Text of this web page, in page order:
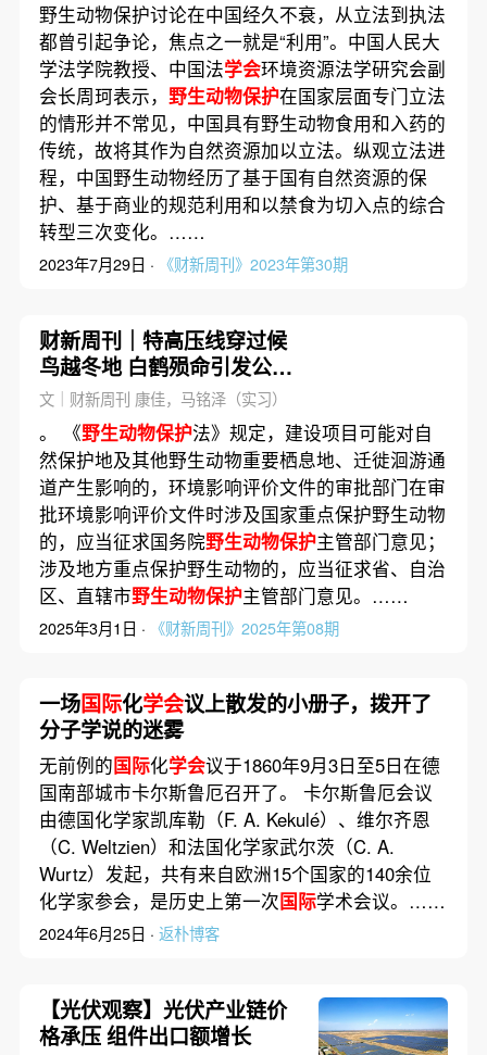
野生动物保护讨论在中国经久不衰，从立法到执法
都曾引起争论，焦点之一就是“利用”。中国人民大
学法学院教授、中国法学会环境资源法学研究会副
会长周珂表示， 野生动物保护在国家层面专门立法
的情形并不常见，中国具有野生动物食用和入药的
传统，故将其作为自然资源加以立法。纵观立法进
程，中国野生动物经历了基于国有自然资源的保
护、基于商业的规范利用和以禁食为切入点的综合
转型三次变化。……
2023年7月29日 · 《财新周刊》2023年第30期
财新周刊｜特高压线穿过候
鸟越冬地 白鹤殒命引发公益
诉讼
文｜财新周刊 康佳，马铭泽（实习）
。 《野生动物保护法》规定，建设项目可能对自
然保护地及其他野生动物重要栖息地、迁徙洄游通
道产生影响的，环境影响评价文件的审批部门在审
批环境影响评价文件时涉及国家重点保护野生动物
的，应当征求国务院野生动物保护主管部门意见；
涉及地方重点保护野生动物的，应当征求省、自治
区、直辖市野生动物保护主管部门意见。……
2025年3月1日 · 《财新周刊》2025年第08期
一场国际化学会议上散发的小册子，拨开了
分子学说的迷雾
无前例的国际化学会议于1860年9月3日至5日在德
国南部城市卡尔斯鲁厄召开了。 卡尔斯鲁厄会议
由德国化学家凯库勒（F. A. Kekulé）、维尔齐恩
（C. Weltzien）和法国化学家武尔茨（C. A.
Wurtz）发起，共有来自欧洲15个国家的140余位
化学家参会，是历史上第一次国际学术会议。……
2024年6月25日 · 返朴博客
【光伏观察】光伏产业链价
格承压 组件出口额增长